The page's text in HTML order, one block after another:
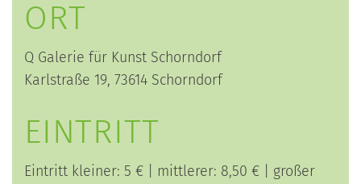
ORT
Q Galerie für Kunst Schorndorf
Karlstraße 19, 73614 Schorndorf
EINTRITT
Eintritt kleiner: 5 € | mittlerer: 8,50 € | großer